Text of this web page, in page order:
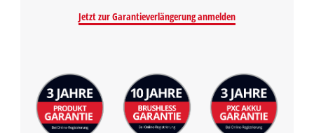
Jetzt zur Garantieverlängerung anmelden